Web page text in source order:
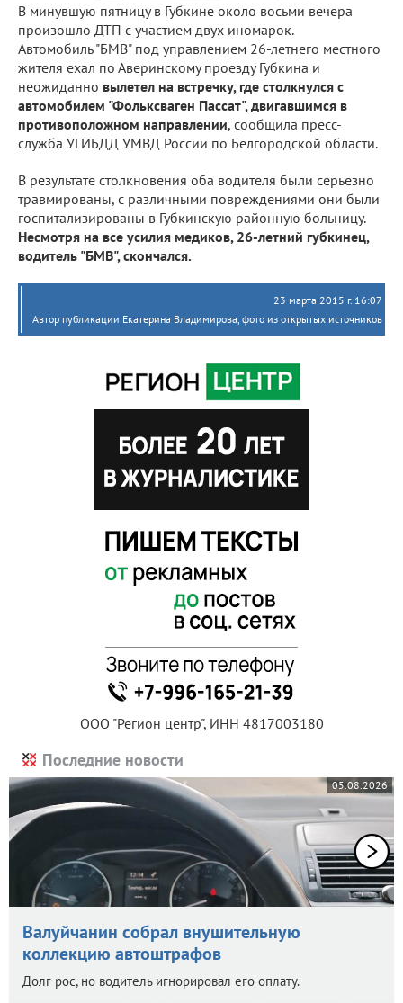
В минувшую пятницу в Губкине около восьми вечера
произошло ДТП с участием двух иномарок.
Автомобиль "БМВ" под управлением 26-летнего местного
жителя ехал по Аверинскому проезду Губкина и
неожиданно вылетел на встречку, где столкнулся с
автомобилем "Фольксваген Пассат", двигавшимся в
противоположном направлении, сообщила пресс-
служба УГИБДД УМВД России по Белгородской области.
В результате столкновения оба водителя были серьезно
травмированы, с различными повреждениями они были
госпитализированы в Губкинскую районную больницу.
Несмотря на все усилия медиков, 26-летний губкинец,
водитель "БМВ", скончался.
23 марта 2015 г. 16:07
Автор публикации Екатерина Владимирова, фото из открытых источников
ООО "Регион центр", ИНН 4817003180
Последние новости
05.08.2026
Валуйчанин собрал внушительную
коллекцию автоштрафов
Долг рос, но водитель игнорировал его оплату.